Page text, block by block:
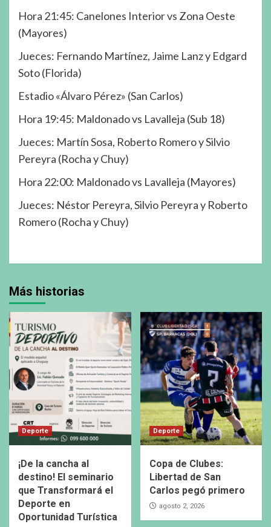
Hora 21:45: Canelones Interior vs Zona Oeste
(Mayores)
Jueces: Fernando Martínez, Jaime Lanz y Edgard
Soto (Florida)
Estadio «Álvaro Pérez» (San Carlos)
Hora 19:45: Maldonado vs Lavalleja (Sub 18)
Jueces: Martín Sosa, Roberto Romero y Silvio
Pereyra (Rocha y Chuy)
Hora 22:00: Maldonado vs Lavalleja (Mayores)
Jueces: Néstor Pereyra, Silvio Pereyra y Roberto
Romero (Rocha y Chuy)
Más historias
Deporte
¡De la cancha al
destino! El seminario
que Transformará el
Deporte en
Oportunidad Turística
Deporte
Copa de Clubes:
Libertad de San
Carlos pegó primero
agosto 2, 2026